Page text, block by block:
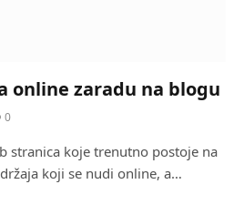
online zaradu na blogu
0
stranica koje trenutno postoje na
koji se nudi online, a…